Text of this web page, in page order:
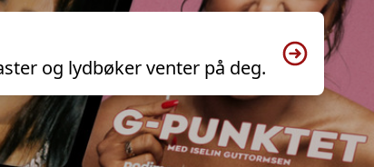
og lydbøker venter på deg.